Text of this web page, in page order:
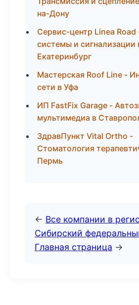
на-Дону
Сервис-центр Linea
системы и сигнализации
Екатеринбург
Мастерская Roof Line -
сети в Уфа
ИП FastFix Garage -
мультимедиа в
ЗдравПункт Vital Ortho -
Стоматология
Пермь
← Все компании в
Сибирский
Главная страница →